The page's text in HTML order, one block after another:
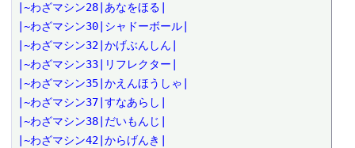
|~わざマシン28|あなをほる|
|~わざマシン30|シャドーボール|
|~わざマシン32|かげぶんしん|
|~わざマシン33|リフレクター|
|~わざマシン35|かえんほうしゃ|
|~わざマシン37|すなあらし|
|~わざマシン38|だいもんじ|
|~わざマシン42|からげんき|